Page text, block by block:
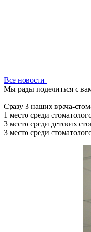
Все новости
Мы рады поделиться с
Сразу 3 наших врача-
1 место среди
3 место среди детских
3 место среди